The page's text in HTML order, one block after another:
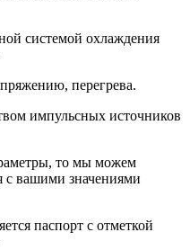
системой охлаждения
перегрева.
импульсных источников
то мы можем
с вашими значениями
паспорт с отметкой